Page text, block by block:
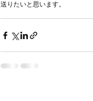
送りたいと思います。